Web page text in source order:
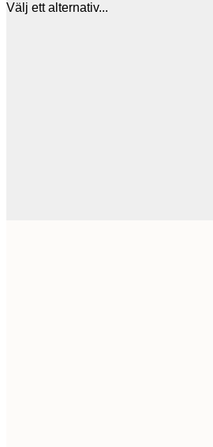
Välj ett alternativ...